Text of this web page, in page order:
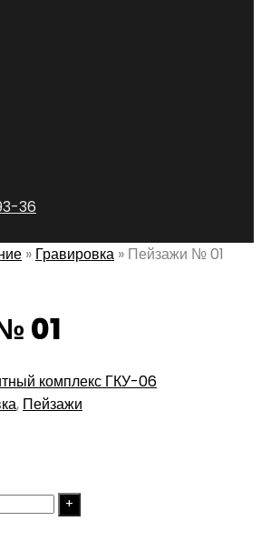
36
» Гравировка » Пейзажи № 01
01
комплекс ГКУ-06
, Пейзажи